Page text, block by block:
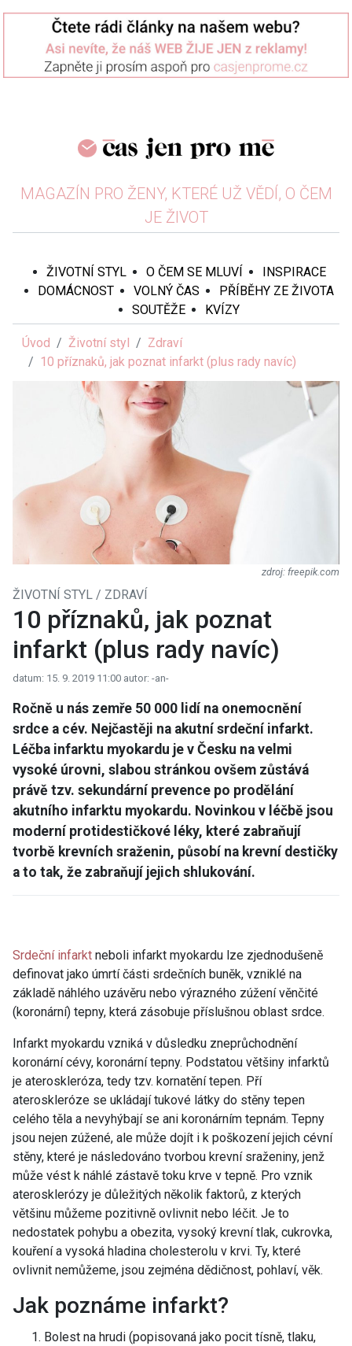
MAGAZÍN PRO ŽENY, KTERÉ UŽ VĚDÍ, O ČEM
JE ŽIVOT
ŽIVOTNÍ STYL O ČEM SE MLUVÍ
INSPIRACE
DOMÁCNOST
VOLNÝ ČAS
PŘÍBĚHY ZE ŽIVOTA
SOUTĚŽE
KVÍZY
Úvod Životní styl
Zdraví
10 příznaků, jak poznat infarkt (plus rady navíc)
freepik.com
ŽIVOTNÍ STYL / ZDRAVÍ
10 příznaků, jak poznat
infarkt (plus rady navíc)
datum: 15. 9. 2019 11:00 autor: -an-
Ročně u nás zemře 50 000 lidí na onemocnění
srdce a cév. Nejčastěji na akutní srdeční infarkt.
Léčba infarktu myokardu je v Česku na velmi
vysoké úrovni, slabou stránkou ovšem zůstává
právě tzv. sekundární prevence po prodělání
akutního infarktu myokardu. Novinkou v léčbě jsou
moderní protidestičkové léky, které zabraňují
tvorbě krevních sraženin, působí na krevní destičky
a to tak, že zabraňují jejich shlukování.
Srdeční infarkt neboli infarkt myokardu lze zjednodušeně
definovat jako úmrtí části srdečních buněk, vzniklé na
základě náhlého uzávěru nebo výrazného zúžení věnčité
(koronární) tepny, která zásobuje příslušnou oblast srdce.
Infarkt myokardu vzniká v důsledku zneprůchodnění
koronární cévy, koronární tepny. Podstatou většiny infarktů
je ateroskleróza, tedy tzv. kornatění tepen. Pří
ateroskleróze se ukládají tukové látky do stěny tepen
celého těla a nevyhýbají se ani koronárním tepnám. Tepny
jsou nejen zúžené, ale může dojít i k poškození jejich cévní
stěny, které je následováno tvorbou krevní sraženiny, jenž
může vést k náhlé zástavě toku krve v tepně. Pro vznik
aterosklerózy je důležitých několik faktorů, z kterých
většinu můžeme pozitivně ovlivnit nebo léčit. Je to
nedostatek pohybu a obezita, vysoký krevní tlak, cukrovka,
kouření a vysoká hladina cholesterolu v krvi. Ty, které
ovlivnit nemůžeme, jsou zejména dědičnost, pohlaví, věk.
Jak poznáme infarkt?
Bolest na hrudi (popisovaná jako pocit tísně, tlaku,